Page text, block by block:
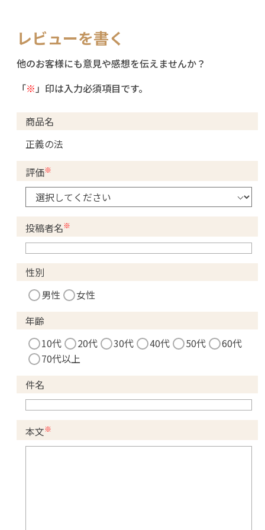
レビューを書く
他のお客様にも意見や感想を伝えませんか？
「※ 」印は入力必須項目です。
商品名
正義の法
評価※
投稿者名※
性別
男性
女性
年齢
10代
20代 30代 40代 50代
60代
70代以上
件名
本文※